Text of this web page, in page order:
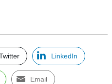
LinkedIn
Email